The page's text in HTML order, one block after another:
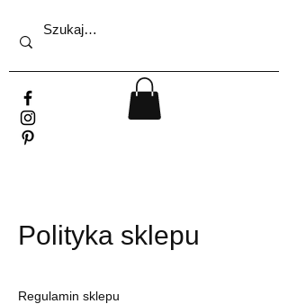
Polityka sklepu
Regulamin sklepu